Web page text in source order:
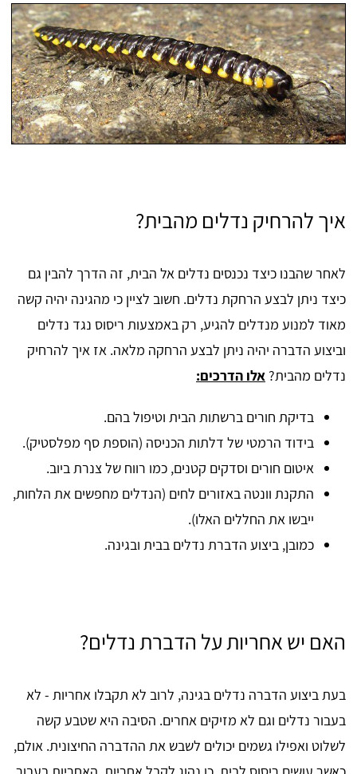
איך להרחיק נדלים מהבית?
לאחר שהבנו כיצד נכנסים נדלים אל הבית, זה הדרך להבין גם
כיצד ניתן לבצע הרחקת נדלים. חשוב לציין כי מהגינה יהיה קשה
מאוד למנוע מנדלים להגיע, רק באמצעות ריסוס נגד נדלים
וביצוע הדברה יהיה ניתן לבצע הרחקה מלאה. אז איך להרחיק
נדלים מהבית? אלו הדרכים:
בדיקת חורים ברשתות הבית וטיפול בהם.
בידוד הרמטי של דלתות הכניסה (הוספת סף מפלסטיק).
איטום חורים וסדקים קטנים, כמו רווח של צנרת ביוב.
התקנת וונטה באזורים לחים (הנדלים מחפשים את הלחות,
ייבשו את החללים האלו).
כמובן, ביצוע הדברת נדלים בבית ובגינה.
האם יש אחריות על הדברת נדלים?
בעת ביצוע הדברה נדלים בגינה, לרוב לא תקבלו אחריות - לא
בעבור נדלים וגם לא מזיקים אחרים. הסיבה היא שטבע קשה
לשלוט ואפילו גשמים יכולים לשבש את ההדברה החיצונית. אולם,